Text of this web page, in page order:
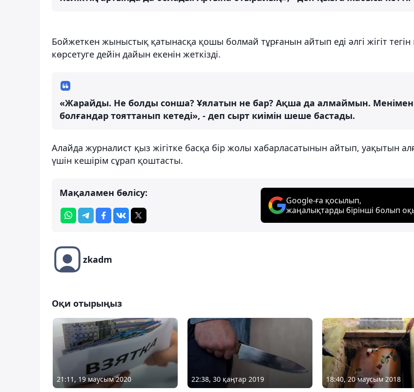
Бойжеткен жыныстық қатынасқа қошы болмай тұрғанын айтып еді әлгі жігіт
көрсетуге дейін дайын екенін жеткізді.
«Жарайды. Не болды сонша? Ұялатын не бар? Ақша да алмаймын. Менімен
болғандар тояттанып кетеді», - деп сырт киімін шеше бастады.
Алайда журналист қыз жігітке басқа бір жолы хабарласатынын айтып, уақытын
үшін кешірім сұрап қоштасты.
Мақаламен бөлісу:
Google-ға қосылып,
жаңалықтарды бірінші болып
zkadm
Оқи отырыңыз
21:11, 19 маусым 2020 22:38, 30 қаңтар 2019 18:40, 20 маусым 2018